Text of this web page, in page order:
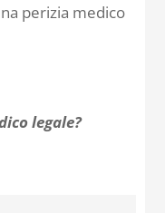
perizia medico
legale?